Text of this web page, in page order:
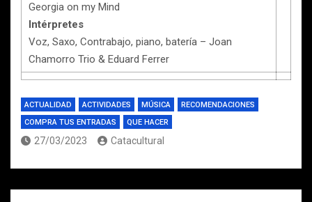
Georgia on my Mind
Intérpretes
Voz, Saxo, Contrabajo, piano, batería – Joan
Chamorro Trio & Eduard Ferrer
ACTUALIDAD ACTIVIDADES MÚSICA
RECOMENDACIONES
COMPRA TUS ENTRADAS
QUE HACER
27/03/2023 Catacultural